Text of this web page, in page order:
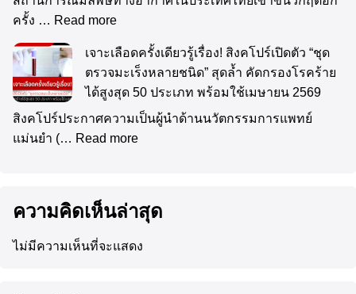
ครั้ง … Read more
เจาะเลือดครั้งเดียวรู้เรื่อง! สิงคโปร์เปิดตัว “ชุด
ตรวจมะเร็งหลายชนิด” สุดล้ำ คัดกรองโรคร้าย
ได้สูงสุด 50 ประเภท พร้อมใช้เมษายน 2569
สิงคโปร์ประกาศความเป็นผู้นำด้านนวัตกรรมการแพทย์
แม่นยำ (… Read more
ความคิดเห็นล่าสุด
ไม่มีความเห็นที่จะแสดง